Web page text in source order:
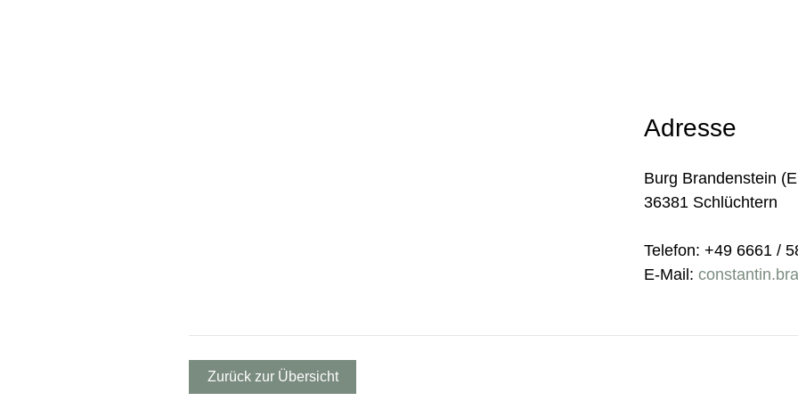
Adresse
Burg Brandenstein
36381 Schlüchtern
Telefon: +49 6661 /
E-Mail:
Zurück zur Übersicht